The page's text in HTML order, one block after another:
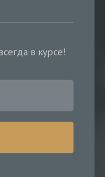
в курсе!